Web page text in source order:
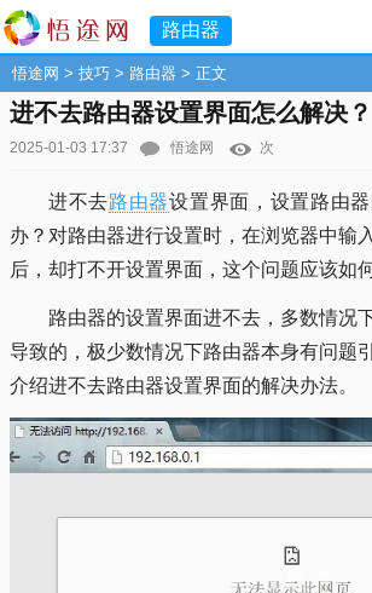
路由器
悟途网 > 技巧 > 路由器 > 正文
进不去路由器设置界面怎么解决？
2025-01-03 17:37 悟途网 次
进不去路由器设置界面，设置路由
办？对路由器进行设置时，在浏览器中输
后，却打不开设置界面，这个问题应该如
路由器的设置界面进不去，多数情况
导致的，极少数情况下路由器本身有问题
介绍进不去路由器设置界面的解决办法。